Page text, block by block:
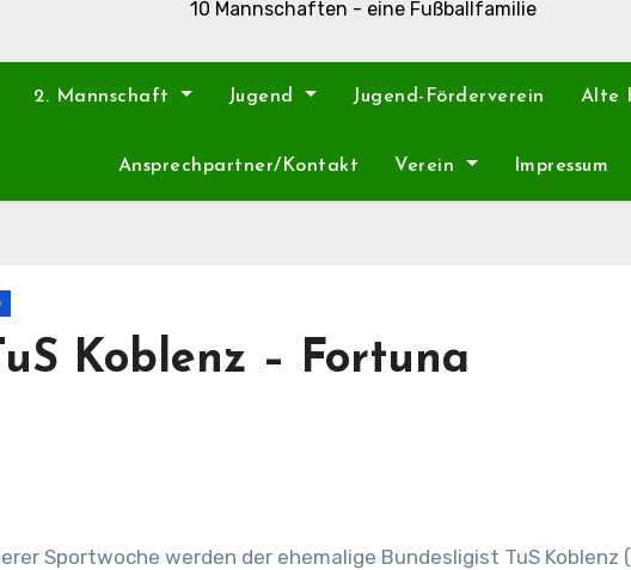
10 Mannschaften - eine Fußballfamilie
2. Mannschaft Jugend Jugend-Förderverein Alte
Ansprechpartner/Kontakt Verein Impressum
Koblenz – Fortuna